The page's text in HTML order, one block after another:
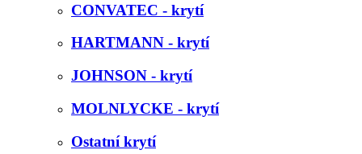
CONVATEC - krytí
HARTMANN - krytí
JOHNSON - krytí
MOLNLYCKE - krytí
Ostatní krytí